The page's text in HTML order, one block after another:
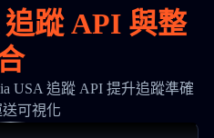
追蹤 API 與整
USA 追蹤 API 提升追蹤準確
可視化